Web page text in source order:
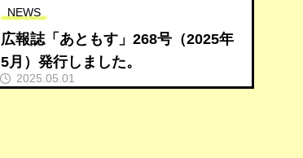
NEWS
広報誌「あともす」268号（2025年
5月）発行しました。
2025.05.01